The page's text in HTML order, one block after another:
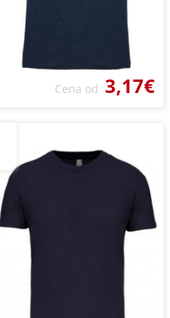
Cena od 3,17€